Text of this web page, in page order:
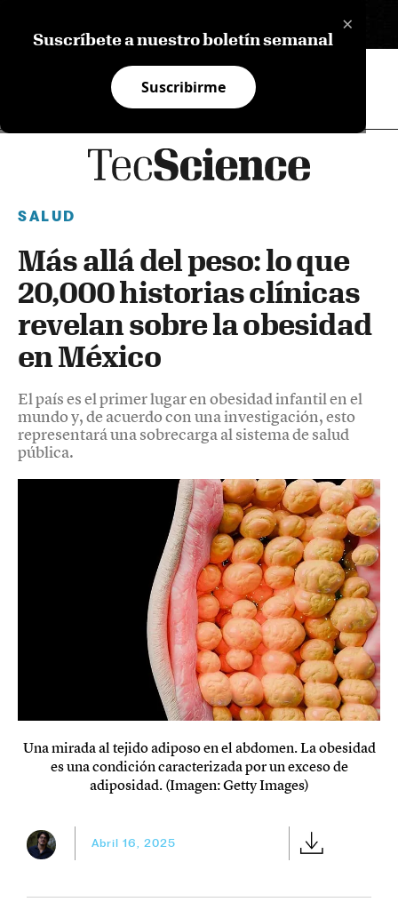
×
Suscríbete a nuestro boletín semanal
Suscribirme
SALUD
Más allá del peso: lo que
20,000 historias clínicas
revelan sobre la obesidad
en México
El país es el primer lugar en obesidad infantil en el
mundo y, de acuerdo con una investigación, esto
representará una sobrecarga al sistema de salud
pública.
Una mirada al tejido adiposo en el abdomen. La obesidad
es una condición caracterizada por un exceso de
adiposidad. (Imagen: Getty Images)
Abril 16, 2025